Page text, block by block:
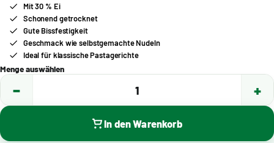
Mit 30 % Ei
Schonend getrocknet
Gute Bissfestigkeit
Geschmack wie selbstgemachte Nudeln
Ideal für klassische Pastagerichte
Menge auswählen
− 1 +
In den Warenkorb